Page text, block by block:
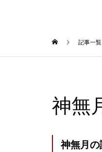
記事一覧
神無
神無月